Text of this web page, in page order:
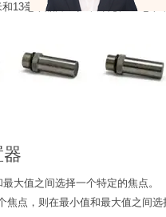
13毫米晶片直径，外壳长16毫
大值之间选择一个特定的焦点。
焦点，则在最小值和最大值之间选